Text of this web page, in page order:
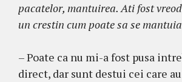
pacatelor, mantuirea. Ati fost
un crestin cum poate sa se
– Poate ca nu mi-a fost pusa
direct, dar sunt destui cei care